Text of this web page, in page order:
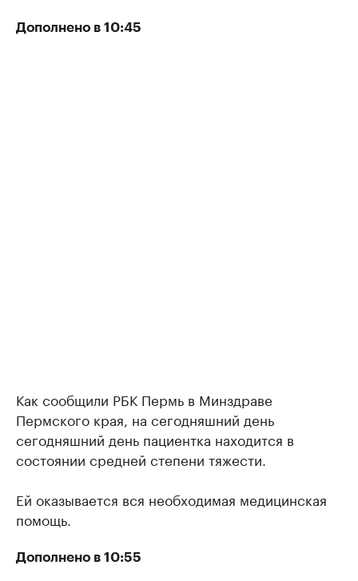
Дополнено в 10:45
Как сообщили РБК Пермь в Минздраве
Пермского края, на сегодняшний день
сегодняшний день пациентка находится в
состоянии средней степени тяжести.
Ей оказывается вся необходимая медицинская
помощь.
Дополнено в 10:55